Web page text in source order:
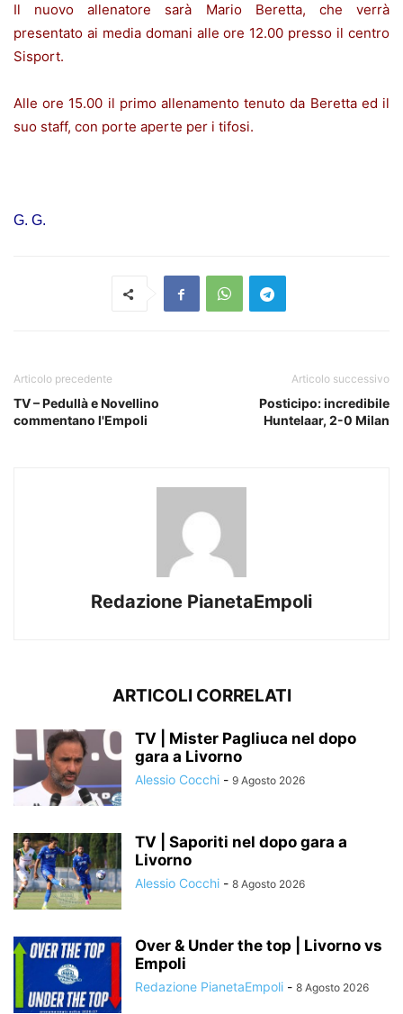
Il nuovo allenatore sarà Mario Beretta, che verrà
presentato ai media domani alle ore 12.00 presso il centro
Sisport.
Alle ore 15.00 il primo allenamento tenuto da Beretta ed il
suo staff, con porte aperte per i tifosi.
G. G.
Articolo precedente
TV – Pedullà e Novellino
commentano l'Empoli
Articolo successivo
Posticipo: incredibile
Huntelaar, 2-0 Milan
Redazione PianetaEmpoli
ARTICOLI CORRELATI
TV | Mister Pagliuca nel dopo
gara a Livorno
Alessio Cocchi - 9 Agosto 2026
TV | Saporiti nel dopo gara a
Livorno
Alessio Cocchi - 8 Agosto 2026
Over & Under the top | Livorno vs
Empoli
Redazione PianetaEmpoli - 8 Agosto 2026